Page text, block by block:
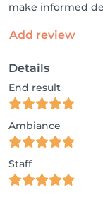
make informed
Add review
Details
End result
Ambiance
Staff